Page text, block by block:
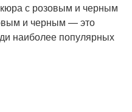
с розовым и черным
и черным — это
наиболее популярных